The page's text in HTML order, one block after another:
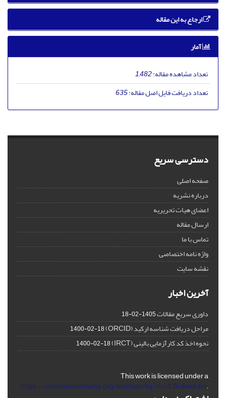
ارجاع به این مقاله
آمار
تعداد مشاهده مقاله:1,482
تعداد دریافت فایل اصل مقاله:635
دسترسی سریع
صفحه اصلی
درباره نشریه
اعضای هیات تحریریه
ارسال مقاله
تماس با ما
واژه نامه اختصاصی
نقشه سایت
آخرین اخبار
داوری سریع مقالات1405-02-18
مراحل دریافت شناسه ارکید (ORCID) 1400-02-18
نحوه اخذ کد کارآزمایی بالینی (IRCT) 1400-02-18
This work is licensed under a
https://creativecommons.org/licenses/by-nc/4.0/deed.en.